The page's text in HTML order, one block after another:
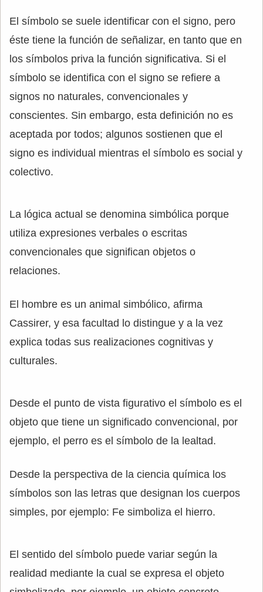
El símbolo se suele identificar con el signo, pero
éste tiene la función de señalizar, en tanto que en
los símbolos priva la función significativa. Si el
símbolo se identifica con el signo se refiere a
signos no naturales, convencionales y
conscientes. Sin embargo, esta definición no es
aceptada por todos; algunos sostienen que el
signo es individual mientras el símbolo es social y
colectivo.
La lógica actual se denomina simbólica porque
utiliza expresiones verbales o escritas
convencionales que significan objetos o
relaciones.
El hombre es un animal simbólico, afirma
Cassirer, y esa facultad lo distingue y a la vez
explica todas sus realizaciones cognitivas y
culturales.
Desde el punto de vista figurativo el símbolo es el
objeto que tiene un significado convencional, por
ejemplo, el perro es el símbolo de la lealtad.
Desde la perspectiva de la ciencia química los
símbolos son las letras que designan los cuerpos
simples, por ejemplo: Fe simboliza el hierro.
El sentido del símbolo puede variar según la
realidad mediante la cual se expresa el objeto